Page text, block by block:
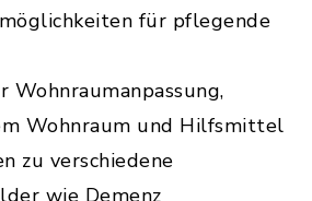
für pflegende
Wohnraumanpassung,
Wohnraum und Hilfsmittel
zu verschiedene
wie Demenz